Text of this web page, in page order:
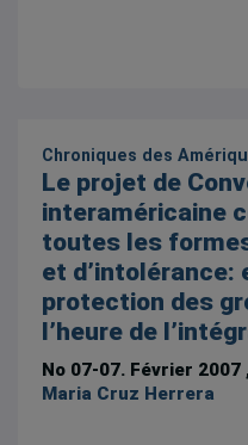
Chroniques des
Le projet de
interaméricaine
toutes les
et d’intolérance:
protection des
l’heure de
No 07-07. Février
Maria Cruz Herrera